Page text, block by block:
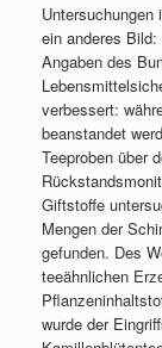
ein anderes
Angaben des
verbessert:
beanstandet
Teeproben über
Giftstoffe
Mengen der
gefunden. Des
teeähnlichen
wurde der